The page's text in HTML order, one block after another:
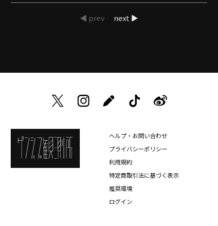
◀ prev next ▶
ヘルプ・お問い合わせ
プライバシーポリシー
利用規約
特定商取引法に基づく表示
推奨環境
ログイン